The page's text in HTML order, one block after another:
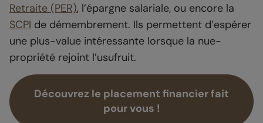
Retraite (PER), l’épargne salariale, ou encore la
SCPI de démembrement. Ils permettent d’espérer
une plus-value intéressante lorsque la nue-
propriété rejoint l’usufruit.
Découvrez le placement financier fait
pour vous !